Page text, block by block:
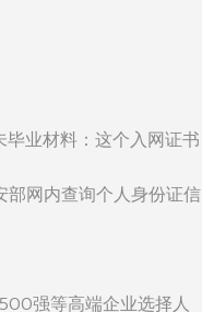
业材料：这个入网证书
部网内查询个人身份证信
强等高端企业选择人